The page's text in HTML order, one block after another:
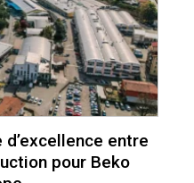
entre
pour Beko